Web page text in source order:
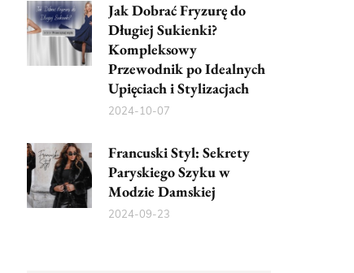
Jak Dobrać Fryzurę do
Długiej Sukienki?
Kompleksowy
Przewodnik po Idealnych
Upięciach i Stylizacjach
2024-10-07
Francuski Styl: Sekrety
Paryskiego Szyku w
Modzie Damskiej
2024-09-23